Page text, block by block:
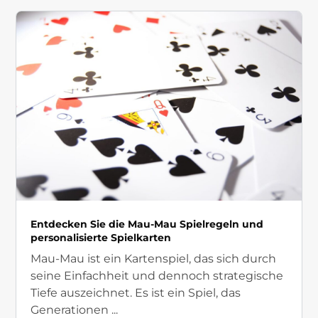
Entdecken Sie die Mau-Mau Spielregeln und
personalisierte Spielkarten
Mau-Mau ist ein Kartenspiel, das sich durch
seine Einfachheit und dennoch strategische
Tiefe auszeichnet. Es ist ein Spiel, das
Generationen ...